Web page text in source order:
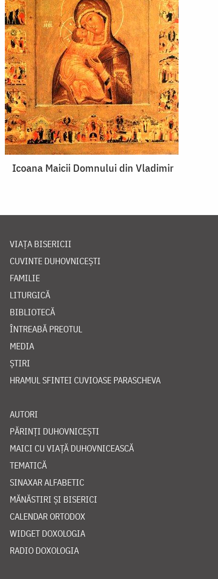
Icoana Maicii Domnului din Vladimir
VIAȚA BISERICII
CUVINTE DUHOVNICEȘTI
FAMILIE
LITURGICĂ
BIBLIOTECĂ
ÎNTREABĂ PREOTUL
MEDIA
ȘTIRI
HRAMUL SFINTEI CUVIOASE PARASCHEVA
AUTORI
PĂRINȚI DUHOVNICEȘTI
MAICI CU VIAȚĂ DUHOVNICEASCĂ
TEMATICĂ
SINAXAR ALFABETIC
MĂNĂSTIRI ȘI BISERICI
CALENDAR ORTODOX
WIDGET DOXOLOGIA
RADIO DOXOLOGIA